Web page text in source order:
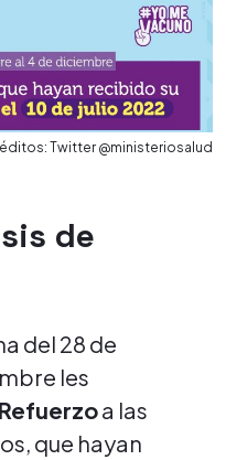
Twitter @ministeriosalud
de
del 28 de
les
a las
que hayan